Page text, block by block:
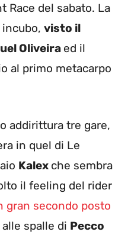
Race del sabato. La
visto il
Oliveira ed il
al primo metacarpo
addirittura tre gare,
in quel di Le
Kalex che sembra
il feeling del rider
gran secondo posto
spalle di Pecco